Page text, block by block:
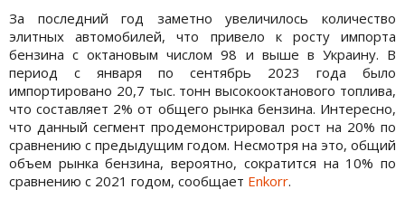
За последний год заметно увеличилось количество
элитных автомобилей, что привело к росту импорта
бензина с октановым числом 98 и выше в Украину. В
период с января по сентябрь 2023 года было
импортировано 20,7 тыс. тонн высокооктанового топлива,
что составляет 2% от общего рынка бензина. Интересно,
что данный сегмент продемонстрировал рост на 20% по
сравнению с предыдущим годом. Несмотря на это, общий
объем рынка бензина, вероятно, сократится на 10% по
сравнению с 2021 годом, сообщает Enkorr.